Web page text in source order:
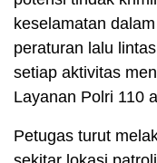
keselamatan
peraturan lalu
setiap aktivitas
Layanan Polri 110
Petugas turut